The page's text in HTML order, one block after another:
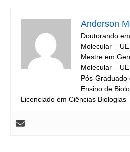
Anderson
Doutorando
Molecular –
Mestre em
Molecular –
Pós-
Ensino de
Licenciado em Ciências